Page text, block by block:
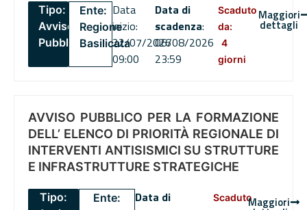
Tipo:
Avviso
Pubblico
Ente:
Regione
Basilicata
Data
inizio:
22/07/2026
09:00
Data di
scadenza:
06/08/2026
23:59
Scaduto
da:
4
giorni
Maggiori
dettagli
AVVISO PUBBLICO PER LA FORMAZIONE
DELL’ ELENCO DI PRIORITÀ REGIONALE DI
INTERVENTI ANTISISMICI SU STRUTTURE
E INFRASTRUTTURE STRATEGICHE
Tipo:
Ente:
Data di
ScadutoMaggiori